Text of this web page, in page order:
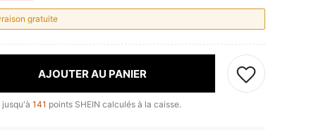
gratuite
AJOUTER AU PANIER
jusqu'à 141 points SHEIN calculés à la caisse.